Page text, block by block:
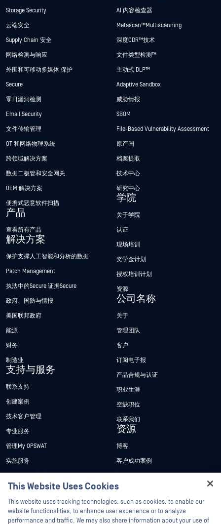
Storage Security
云端安全
Supply Chain 安全
网络检测与响应
外围和可移动多媒体 保护
Secure
零日漏洞检测
Email Security
文件传输管理
OT 和网络物理系统
跨领域解决方案
数据二极管和安全网关
OEM 解决方案
便携式恶意软件扫描
产品
查看所有产品
解决方案
保护支撑人工智能和分析的数据
Patch Management
执法中的Secure 证据Secure
政府、国防与情报
美国联邦政府
能源
财务
制造业
支持与服务
联系支持
创建案例
技术客户管理
专业服务
管理My OPSWAT
实施服务
技术文档
培训
漏洞计划
AI 内容检查器
Metascan™ Multiscanning
深度CDR™技术
文件类型检测™
主动式 DLP™
Adaptive Sandbox
威胁情报
SBOM
File-Based Vulnerability Assessment
原产国
档案提取
技术中心
研究中心
学院
关于学院
认证
现场培训
奖学金计划
授权培训计划
资源
公司名称
关于
管理团队
客户
订阅电子报
产品合规与认证
职业生涯
空缺职位
联系我们
资源
博客
客户成功案例
新闻报道
活动
网络研讨会
This Website Uses Cookies
This website uses tracking technologies, such as cookies, to enable our
website functionalities, to enhance user experience or to analyze
performance and traffic. We may also share information about your use of
Hey there!
I'm Ozzy, your OPSWAT virtual assistant.
How can I help you secure what's critical